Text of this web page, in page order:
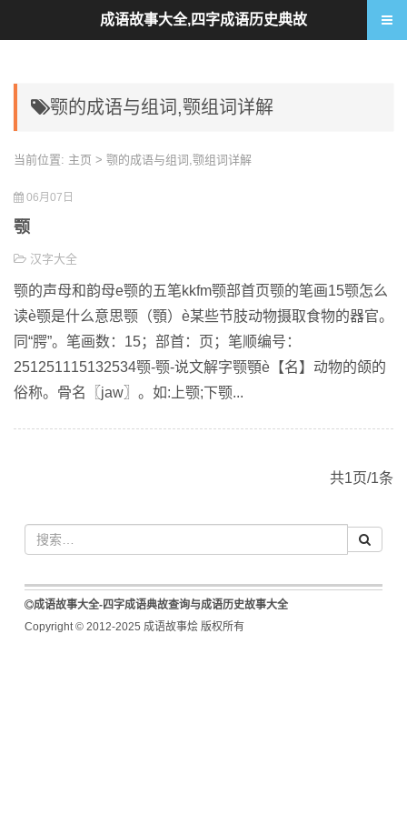
颚的成语与组词,颚组词详解
当前位置: 主页 > 颚的成语与组词,颚组词详解
06月07日
颚
汉字大全
颚的声母和韵母e颚的五笔kkfm颚部首页颚的笔画15颚怎么
读è颚是什么意思颚（顎）è某些节肢动物摄取食物的器官。
同“腭”。笔画数：15；部首：页；笔顺编号：
251251115132534颚-颚-说文解字颚顎è【名】动物的颌的
俗称。骨名〖jaw〗。如:上颚;下颚...
共1页/1条
成语故事大全-四字成语典故查询与成语历史故事大全
Copyright © 2012-2025 成语故事烩 版权所有
成语故事大全,四字成语历史典故